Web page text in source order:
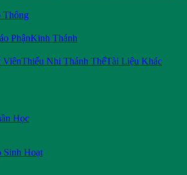
Thông
PhậnKinh Thánh
ViênThiếu Nhi Thánh ThểTài Liệu Khác
Học
Sinh Hoạt